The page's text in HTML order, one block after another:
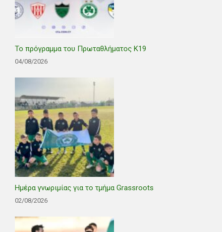
Το πρόγραμμα του Πρωταθλήματος Κ19
04/08/2026
Ημέρα γνωριμίας για το τμήμα Grassroots
02/08/2026